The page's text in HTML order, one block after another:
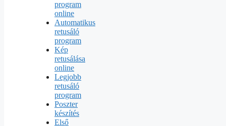
program
online
Automatikus
retusáló
program
Kép
retusálása
online
Legjobb
retusáló
program
Poszter
készítés
Első